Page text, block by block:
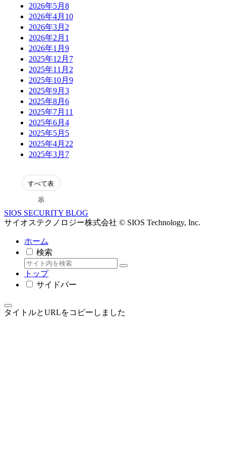
2026年5月 8
2026年4月 10
2026年3月 2
2026年2月 1
2026年1月 9
2025年12月 7
2025年11月 2
2025年10月 9
2025年9月 3
2025年8月 6
2025年7月 11
2025年6月 4
2025年5月 5
2025年4月 22
2025年3月 7
表
示
SIOS SECURITY BLOG
サイオステクノロジー株式会社 © SIOS Technology, Inc.
ホーム
検索
トップ
サイドバー
タイトルとURLをコピーしました